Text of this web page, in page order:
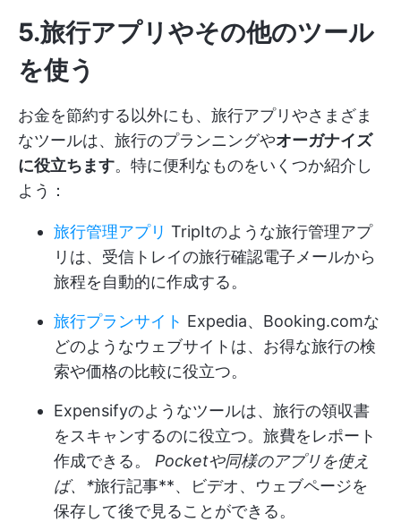
5.旅行アプリやその他のツール
を使う
お金を節約する以外にも、旅行アプリやさまざま
なツールは、旅行のプランニングやオーガナイズ
に役立ちます。特に便利なものをいくつか紹介し
よう：
旅行管理アプリ TripItのような旅行管理アプ
リは、受信トレイの旅行確認電子メールから
旅程を自動的に作成する。
旅行プランサイト Expedia、Booking.comな
どのようなウェブサイトは、お得な旅行の検
索や価格の比較に役立つ。
Expensifyのようなツールは、旅行の領収書
をスキャンするのに役立つ。 旅費をレポート
作成できる。
Pocketや同様のアプリを使え
ば、*旅行記事**、ビデオ、ウェブページを
保存して後で見ることができる。